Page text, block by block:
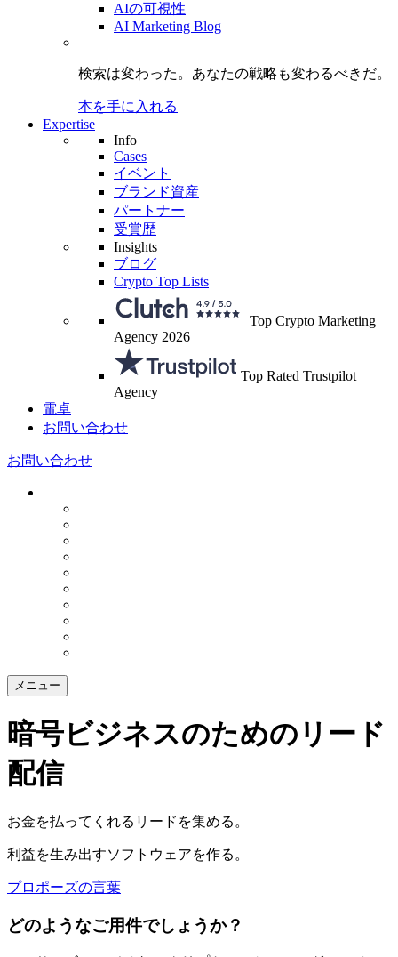
AIの可視性
AI Marketing Blog
検索は変わった。 あなたの戦略も変わるべきだ。
本を手に入れる
Expertise
Info
Cases
イベント
ブランド資産
パートナー
受賞歴
Insights
ブログ
Crypto Top Lists
Top Crypto Marketing
Agency 2026
Top Rated Trustpilot
Agency
電卓
お問い合わせ
お問い合わせ
メニュー
暗号ビジネスのためのリード
配信
お金を払ってくれるリードを集める。
利益を生み出すソフトウェアを作る。
プロポーズの言葉
どのようなご用件でしょうか？